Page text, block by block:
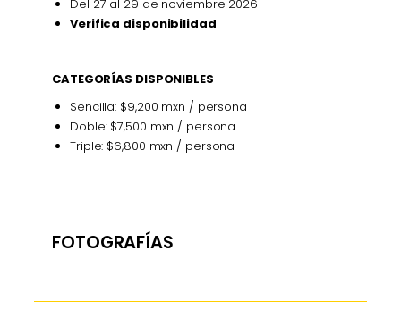
Del 27 al 29 de noviembre 2026
Verifica disponibilidad
CATEGORÍAS DISPONIBLES
Sencilla: $9,200 mxn / persona
Doble: $7,500 mxn / persona
Triple: $6,800 mxn / persona
FOTOGRAFÍAS